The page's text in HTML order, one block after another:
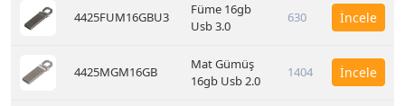
4425FUM16GBU3
Füme 16gb
Usb 3.0
630 İncele
4425MGM16GB
Mat Gümüş
16gb Usb 2.0
1404 İncele